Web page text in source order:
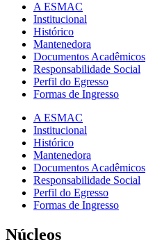
A ESMAC
Institucional
Histórico
Mantenedora
Documentos Acadêmicos
Responsabilidade Social
Perfil do Egresso
Formas de Ingresso
A ESMAC
Institucional
Histórico
Mantenedora
Documentos Acadêmicos
Responsabilidade Social
Perfil do Egresso
Formas de Ingresso
Núcleos